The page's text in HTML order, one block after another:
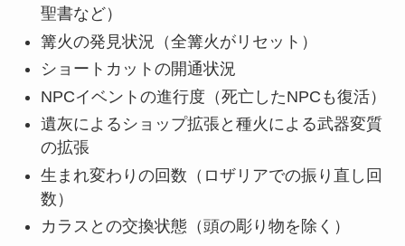
聖書など）
篝火の発見状況（全篝火がリセット）
ショートカットの開通状況
NPCイベントの進行度（死亡したNPCも復活）
遺灰によるショップ拡張と種火による武器変質
の拡張
生まれ変わりの回数（ロザリアでの振り直し回
数）
カラスとの交換状態（頭の彫り物を除く）